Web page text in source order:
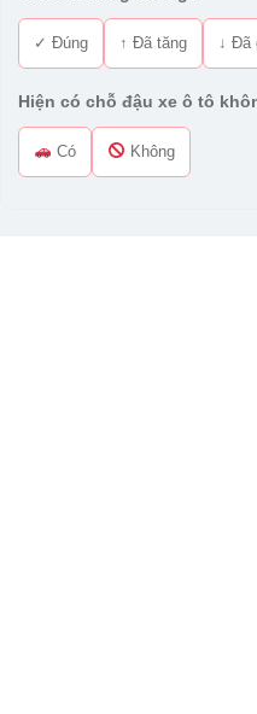
✓ Đúng ↑ Đã tăng ↓ Đã
Hiện có chỗ đậu xe ô tô
Có Không